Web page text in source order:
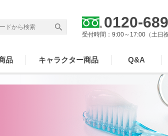
0120-
受付時間：9:00～17:00（土日
品 キャラクター商品 Q&A